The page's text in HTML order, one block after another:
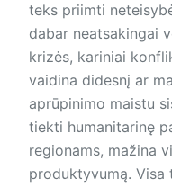
teks priimti
dabar neatsakingai
krizės, kariniai
vaidina didesnį ar
aprūpinimo maistu
tiekti humanitarinę
regionams, mažina
produktyvumą. Visa